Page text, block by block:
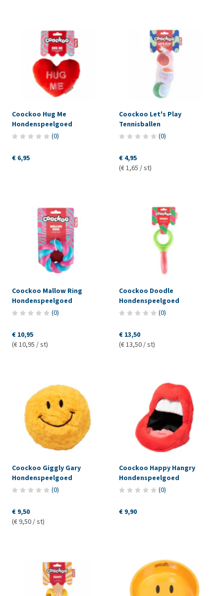
Coockoo Hug Me
Hondenspeelgoed
(0)
€ 6,95
Coockoo Let's Play
Tennisballen
(0)
€ 4,95
(€ 1,65 / st)
Coockoo Mallow Ring
Hondenspeelgoed
(0)
€ 10,95
(€ 10,95 / st)
Coockoo Doodle
Hondenspeelgoed
(0)
€ 13,50
(€ 13,50 / st)
Coockoo Giggly Gary
Hondenspeelgoed
(0)
€ 9,50
(€ 9,50 / st)
Coockoo Happy Hangry
Hondenspeelgoed
(0)
€ 9,90